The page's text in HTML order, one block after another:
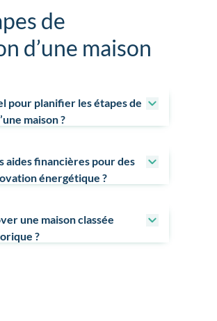
de
d’une maison
pour planifier les étapes de
maison ?
aides financières pour des
énergétique ?
une maison classée
?